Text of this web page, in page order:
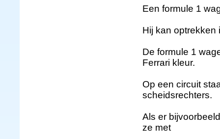
Een formule 1
Hij kan optrekken
De formule 1
Ferrari kleur.
Op een circuit
scheidsrechters.
Als er
ze met